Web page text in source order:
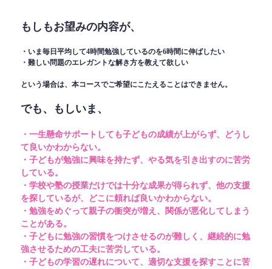
もしもお望みの内容が、
・いま毎日平均して4時間勉強しているのを6時間に伸ばしたい
・難しい問題のエレガントな解き方を教えて欲しい
という場合は、本コースでご希望にこたえることはできません。
でも、もしいま、
・一生懸命サポートしても子どもの成績が上がらず、どうし
て良いかわからない。
・子どもが勉強に興味を持たず、やる気を引き出すのに苦労
している。
・学校や塾の授業だけでは十分な成果が得られず、他の支援
を探しているが、どこに頼れば良いかわからない。
・勉強をめぐって親子の衝突が増え、関係が悪化してしまう
ことがある。
・子どもに勉強の習慣をつけさせるのが難しく、継続的に勉
強させるための工夫に苦労している。
・子どもの学習の遅れについて、適切な支援を探すことに苦